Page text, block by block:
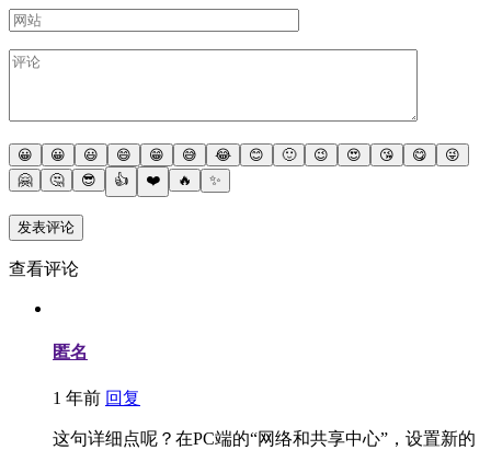
😀 😀 😃 😄 😁 😅 😂 😊 🙂 😉 😍 😘 😋
😜
🤗
🤔 😎 👍 ❤️ 🔥 ✨
查看评论
匿名
1 年前 回复
这句详细点呢？在PC端的“网络和共享中心”，设置新的